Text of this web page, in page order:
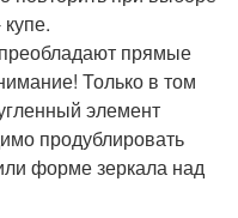
прямые
Только в том
элемент
продублировать
форме зеркала над